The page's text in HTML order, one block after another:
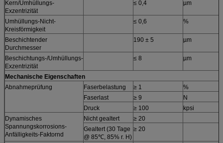
Kern/Umhüllungs-
Exzentrizität
≤ 0,4 µm
Umhüllungs-Nicht-
Kreisförmigkeit
≤ 0,6 %
Beschichtender
Durchmesser
190 ± 5 µm
Beschichtungs-/Umhüllungs-
Exzentrizität
≤ 8 µm
Mechanische Eigenschaften
Abnahmeprüfung
Faserbelastung ≥ 1
%
Faserlast
≥ 9
N
Druck
≥ 100
kpsi
Dynamisches
Spannungskorrosions-
Anfälligkeits-Faktornd
Nicht gealtert
≥ 20
Gealtert (30 Tage
@ 85℃, 85% r. H)
≥ 20